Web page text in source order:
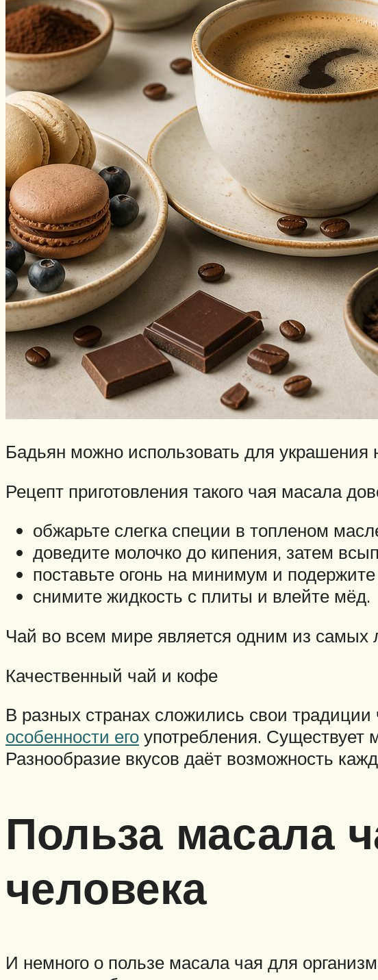
Бадьян можно использовать для украшения
Рецепт приготовления такого чая масала
обжарьте слегка специи в топленом
доведите молочко до кипения, затем
поставьте огонь на минимум и
снимите жидкость с плиты и влейте мёд.
Чай во всем мире является одним из самых
Качественный чай и кофе
В разных странах сложились свои
особенности его употребления. Существует
Разнообразие вкусов даёт возможность
Польза масала
человека
И немного о пользе масала чая для